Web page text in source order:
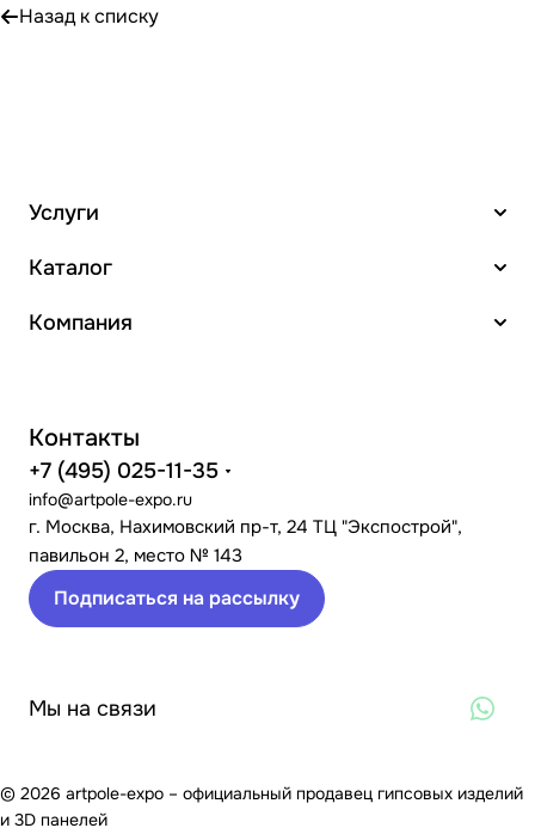
Назад к списку
Услуги
Каталог
Компания
Контакты
+7 (495) 025-11-35
info@artpole-expo.ru
г. Москва, Нахимовский пр-т, 24 ТЦ "Экспострой",
павильон 2, место № 143
Подписаться на рассылку
Мы на связи
© 2026 artpole-expo – официальный продавец гипсовых изделий
и 3D панелей